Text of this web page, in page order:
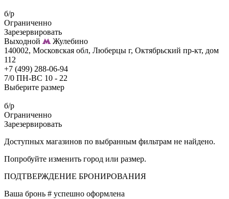
б/р
Ограниченно
Зарезервировать
Выходной
Жулебино
140002, Московская обл, Люберцы г, Октябрьский пр-кт, дом
112
+7 (499) 288-06-94
7/0 ПН-ВС 10 - 22
Выберите размер
б/р
Ограниченно
Зарезервировать
Доступных магазинов по выбранным фильтрам не найдено.
Попробуйте изменить город или размер.
ПОДТВЕРЖДЕНИЕ БРОНИРОВАНИЯ
Ваша бронь # успешно оформлена